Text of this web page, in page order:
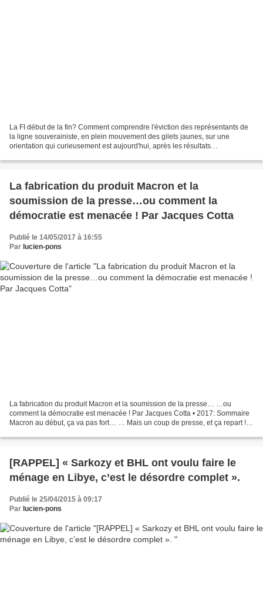
La FI début de la fin? Comment comprendre l'éviction des représentants de
la ligne souverainiste, en plein mouvement des gilets jaunes, sur une
orientation qui curieusement est aujourd'hui, après les résultats
La fabrication du produit Macron et la
soumission de la presse…ou comment la
démocratie est menacée ! Par Jacques Cotta
Publié le 14/05/2017 à 16:55
Par lucien-pons
La fabrication du produit Macron et la soumission de la presse… …ou
comment la démocratie est menacée ! Par Jacques Cotta • 2017: Sommaire
Macron au début, ça va pas fort… … Mais un coup de presse, et ça repart !
[RAPPEL] « Sarkozy et BHL ont voulu faire le
ménage en Libye, c’est le désordre complet ».
Publié le 25/04/2015 à 09:17
Par lucien-pons